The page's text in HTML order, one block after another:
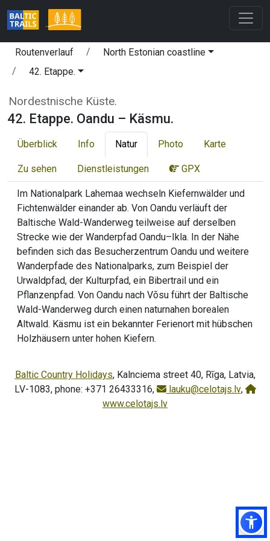
Routenverlauf
North Estonian coastline
42. Etappe.
Nordestnische Küste.
42. Etappe. Oandu – Käsmu.
Überblick Info Natur Photo Karte
Zu sehen Dienstleistungen GPX
Im Nationalpark Lahemaa wechseln Kiefernwälder und
Fichtenwälder einander ab. Von Oandu verläuft der
Baltische Wald-Wanderweg teilweise auf derselben
Strecke wie der Wanderpfad Oandu–Ikla. In der Nähe
befinden sich das Besucherzentrum Oandu und weitere
Wanderpfade des Nationalparks, zum Beispiel der
Urwaldpfad, der Kulturpfad, ein Bibertrail und ein
Pflanzenpfad. Von Oandu nach Võsu führt der Baltische
Wald-Wanderweg durch einen naturnahen borealen
Altwald. Käsmu ist ein bekannter Ferienort mit hübschen
Holzhäusern unter hohen Kiefern.
Baltic Country Holidays, Kalnciema street 40, Rīga, Latvia,
LV-1083, phone: +371 26433316,
lauku@celotajs.lv,
www.celotajs.lv